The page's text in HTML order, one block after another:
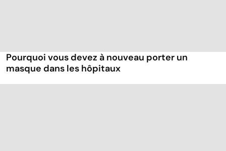
Pourquoi vous devez à nouveau porter un
masque dans les hôpitaux